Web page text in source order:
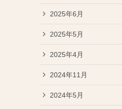
2025年6月
2025年5月
2025年4月
2024年11月
2024年5月